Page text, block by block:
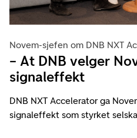
Novem-sjefen om DNB NXT
– At DNB velger
signaleffekt
DNB NXT Accelerator ga
signaleffekt som styrket